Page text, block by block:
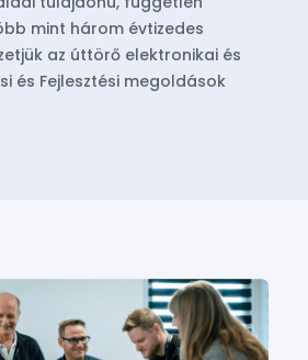
mint három évtizedes
az úttörő elektronikai és
és Fejlesztési megoldások